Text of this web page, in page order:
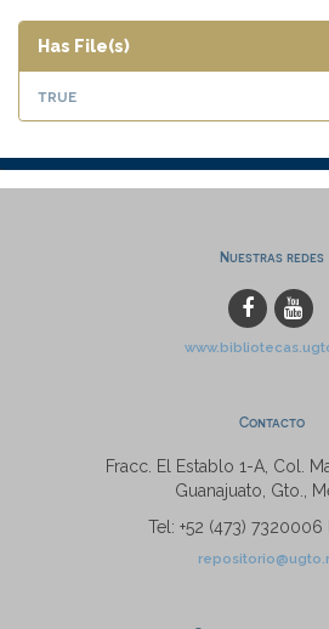
Has File(s)
true
Nuestras redes
Contacto
Fracc. El Establo 1-A, Col.
Guanajuato, Gto.,
Tel: +52 (473) 7320006